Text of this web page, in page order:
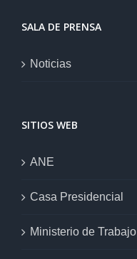
SALA DE PRENSA
Noticias
SITIOS WEB
ANE
Casa Presidencial
Ministerio de Trabajo